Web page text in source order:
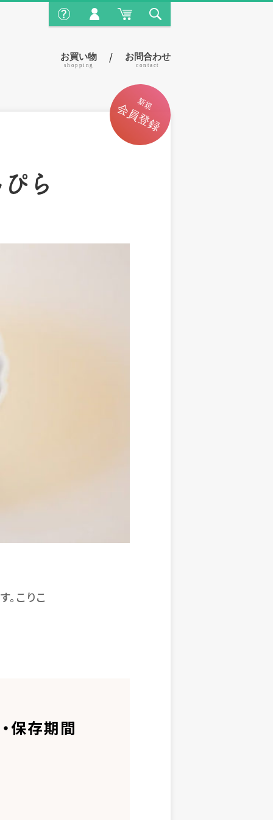
お買い物
shopping
/ お問合わせ
contact
ら
こりこ
保存期間